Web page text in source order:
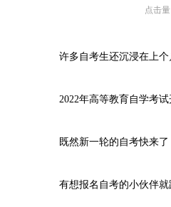
点击
许多自考生还沉浸在上个
2022年高等教育自学考试
既然新一轮的自考快来了
有想报名自考的小伙伴就